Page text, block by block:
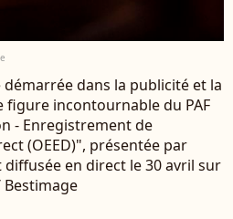
dans la publicité et la
figure incontournable du PAF
- Enregistrement de
(OEED)", présentée par
diffusée en direct le 30 avril sur
Bestimage